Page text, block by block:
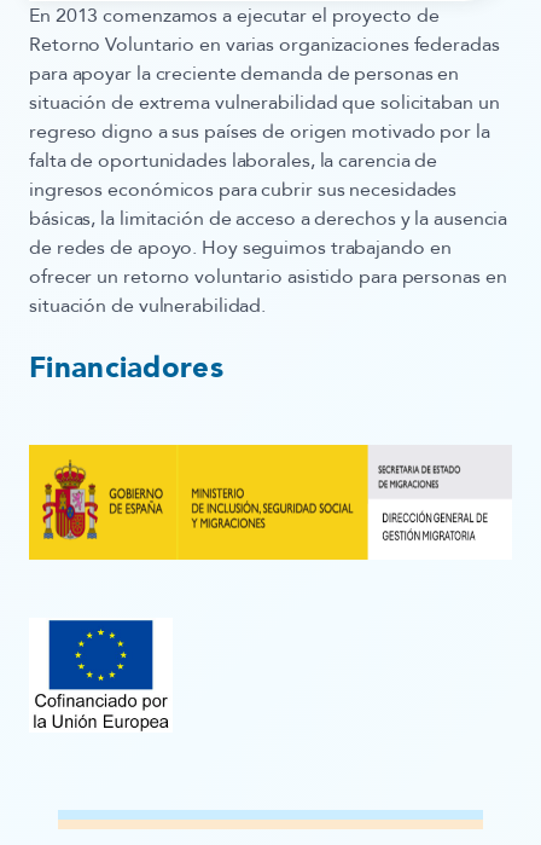
En 2013 comenzamos a ejecutar el proyecto de
Retorno Voluntario en varias organizaciones federadas
para apoyar la creciente demanda de personas en
situación de extrema vulnerabilidad que solicitaban un
regreso digno a sus países de origen motivado por la
falta de oportunidades laborales, la carencia de
ingresos económicos para cubrir sus necesidades
básicas, la limitación de acceso a derechos y la ausencia
de redes de apoyo. Hoy seguimos trabajando en
ofrecer un retorno voluntario asistido para personas en
situación de vulnerabilidad.
Financiadores